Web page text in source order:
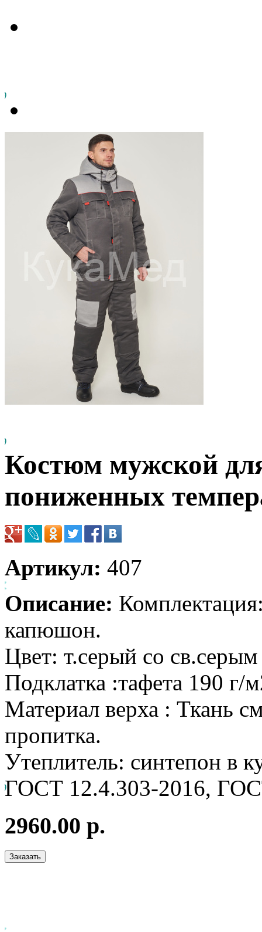
Костюм мужской
пониженных
Артикул: 407
Описание:
капюшон.
Цвет: т.серый со
Подклатка :тафета 190 г/
Материал верха : Ткань
пропитка.
Утеплитель: синтепон в
ГОСТ 12.4.303-2016,
2960.00 р.